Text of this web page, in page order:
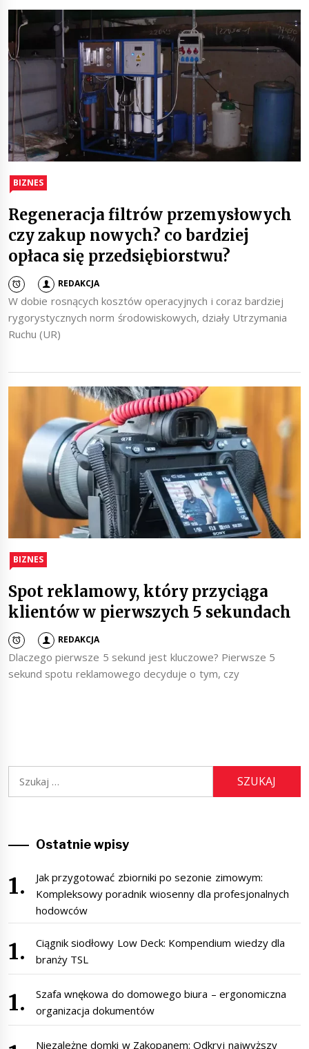
BIZNES
Regeneracja filtrów przemysłowych
czy zakup nowych? co bardziej
opłaca się przedsiębiorstwu?
REDAKCJA
W dobie rosnących kosztów operacyjnych i coraz bardziej
rygorystycznych norm środowiskowych, działy Utrzymania
Ruchu (UR)
BIZNES
Spot reklamowy, który przyciąga
klientów w pierwszych 5 sekundach
REDAKCJA
Dlaczego pierwsze 5 sekund jest kluczowe? Pierwsze 5
sekund spotu reklamowego decyduje o tym, czy
Szukaj:
Ostatnie wpisy
Jak przygotować zbiorniki po sezonie zimowym:
Kompleksowy poradnik wiosenny dla profesjonalnych
hodowców
Ciągnik siodłowy Low Deck: Kompendium wiedzy dla
branży TSL
Szafa wnękowa do domowego biura – ergonomiczna
organizacja dokumentów
Niezależne domki w Zakopanem: Odkryj najwyższy